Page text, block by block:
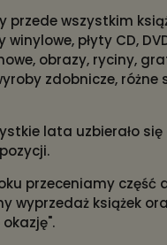
przede wszystkim
winylowe, płyty CD,
obrazy, ryciny,
zdobnicze, różne
lata uzbierało
przeceniamy
wyprzedaż książek
okazję".